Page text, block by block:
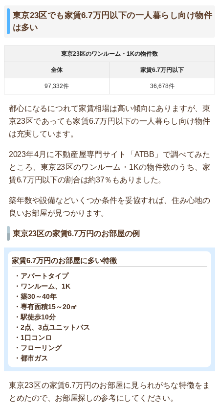
東京23区でも家賃6.7万円以下の一人暮らし向け物件
は多い
東京23区のワンルーム・1Kの物件数
全体 家賃6.7万円以下
97,332件 36,678件
都心になるにつれて家賃相場は高い傾向にありますが、東
京23区であっても家賃6.7万円以下の一人暮らし向け物件
は充実しています。
2023年4月に不動産屋専門サイト「ATBB」で調べてみた
ところ、東京23区のワンルーム・1Kの物件数のうち、家
賃6.7万円以下の割合は約37％もありました。
築年数や設備などいくつか条件を妥協すれば、住み心地の
良いお部屋が見つかります。
東京23区の家賃6.7万円のお部屋の例
家賃6.7万円のお部屋に多い特徴
・アパートタイプ
・ワンルーム、1K
・築30～40年
・専有面積15～20㎡
・駅徒歩10分
・2点、3点ユニットバス
・1口コンロ
・フローリング
・都市ガス
東京23区の家賃6.7万円のお部屋に見られがちな特徴をま
とめたので、お部屋探しの参考にしてください。